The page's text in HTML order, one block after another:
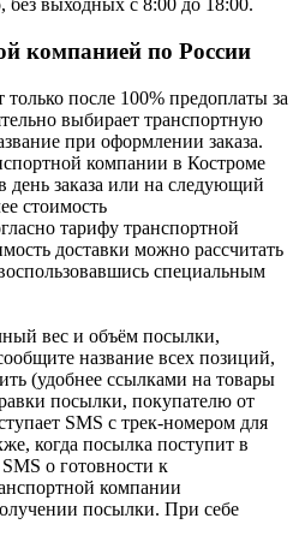
выходных с 8:00 до 18:00.
компанией по России
только после 100% предоплаты за
выбирает транспортную
при оформлении заказа.
компании в Костроме
день заказа или на следующий
стоимость
тарифу транспортной
доставки можно рассчитать
специальным
вес и объём посылки,
название всех позиций,
(удобнее ссылками на товары
посылки, покупателю от
SMS с трек-номером для
когда посылка поступит в
о готовности к
компании
посылки. При себе